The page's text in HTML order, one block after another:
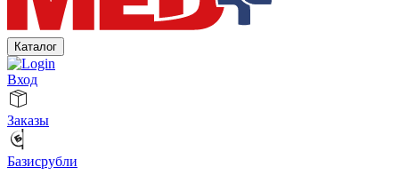
Каталог
Вход
Заказы
Базисрубли